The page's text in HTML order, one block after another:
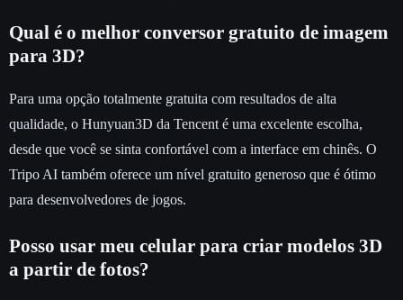
Qual é o melhor conversor gratuito de imagem
para 3D?
Para uma opção totalmente gratuita com resultados de alta
qualidade, o Hunyuan3D da Tencent é uma excelente escolha,
desde que você se sinta confortável com a interface em chinês. O
Tripo AI também oferece um nível gratuito generoso que é ótimo
para desenvolvedores de jogos.
Posso usar meu celular para criar modelos 3D
a partir de fotos?